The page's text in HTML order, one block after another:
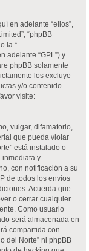
en adelante “ellos”,
“phpBB
la “
adelante “GPL”) y
phpBB solamente
los excluye
y/o contenido
visite:
vulgar, difamatorio,
que pueda violar
está instalado o
inmediata y
con notificación a su
de todos los envíos
Acuerda que
o cerrar cualquier
Como usuario
será almacenada en
compartida con
del Norte” ni phpBB